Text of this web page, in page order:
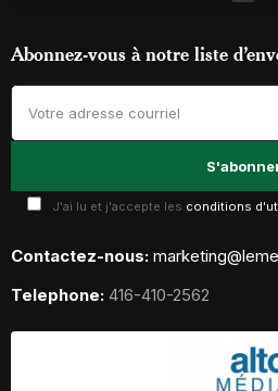
Abonnez-vous à notre liste
J'ai lu et j'accepte les conditions
Contactez-nous:
Telephone: 416-410-2562